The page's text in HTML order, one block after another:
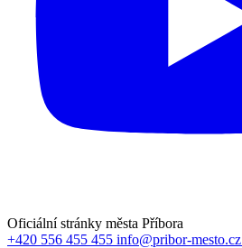
Oficiální stránky města Příbora
+420 556 455 455 info@pribor-mesto.cz